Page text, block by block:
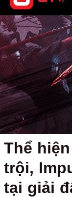
Thể
trội,
tại giải